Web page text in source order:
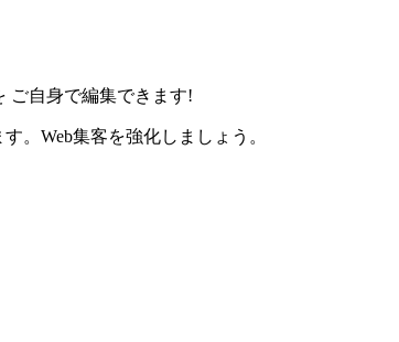
ご自身で編集できます!
。Web集客を強化しましょう。